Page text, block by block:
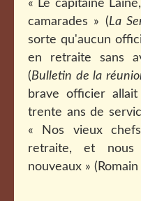
« Le capitaine
camarades » (La
sorte qu'aucun
en retraite sans
(Bulletin de la
brave officier
trente ans de
« Nos vieux
retraite, et
nouveaux »